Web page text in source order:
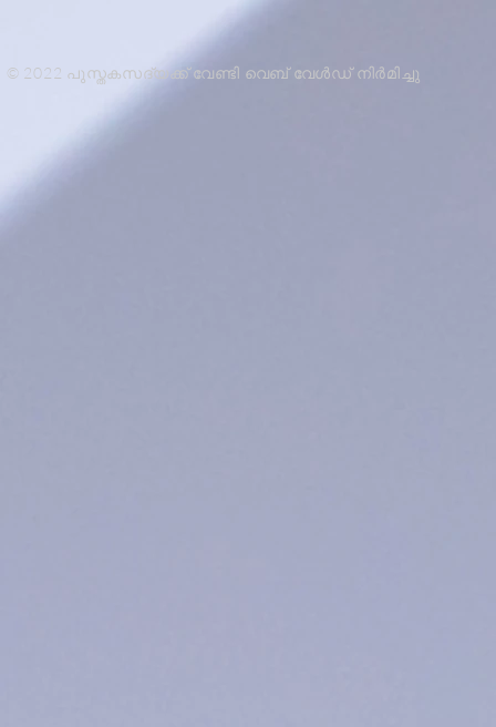
© 2022 പുസ്തകസദ്യക്ക് വേണ്ടി വെബ് വേൾഡ് നിർമിച്ചു